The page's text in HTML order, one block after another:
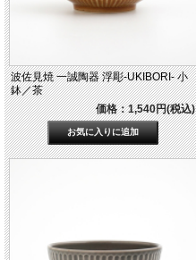
波佐見焼 一誠陶器 浮彫-UKIBORI- 小
鉢／茶
価格：1,540円(税込)